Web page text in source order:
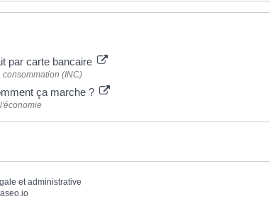
par carte bancaire
(INC)
ça marche ?
et administrative